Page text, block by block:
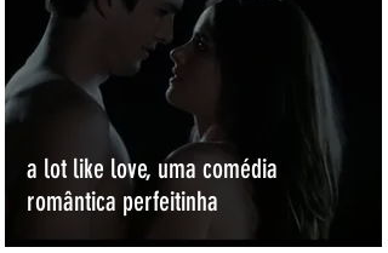
a lot like love, uma comédia
romântica perfeitinha